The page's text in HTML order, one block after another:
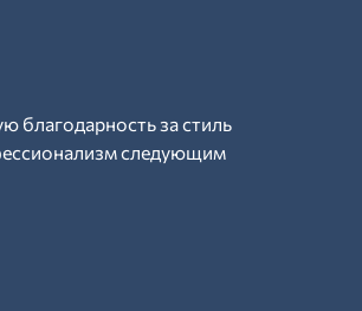
благодарность за стиль
следующим